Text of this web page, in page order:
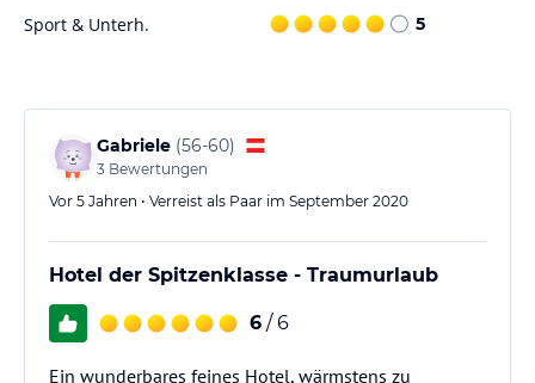
Sport & Unterh. 5
Gabriele (56-60)
3 Bewertungen
Vor 5 Jahren • Verreist als Paar im September 2020
Hotel der Spitzenklasse - Traumurlaub
6 / 6
Ein wunderbares feines Hotel, wärmstens zu